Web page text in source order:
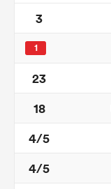
3
1
23
18
4/5
4/5